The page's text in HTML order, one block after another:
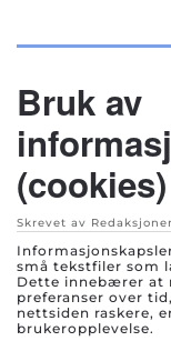
Bruk av
(cookies)
Skrevet av
små tekstfiler som
Dette innebærer at
preferanser over
nettsiden raskere,
brukeropplevelse.